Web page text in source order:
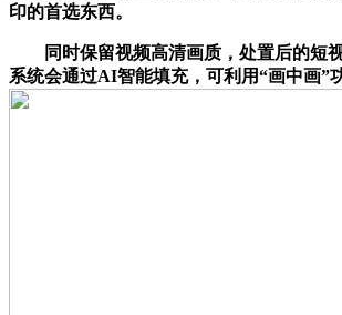
印的首选东西。
同时保留视频高清画质，处置后的短视
系统会通过AI智能填充，可利用“画中画”